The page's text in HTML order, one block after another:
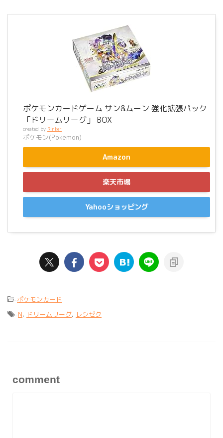
ポケモンカードゲーム サン&ムーン 強化拡張パック
「ドリームリーグ」 BOX
created by Rinker
ポケモン(Pokemon)
Amazon
楽天市場
Yahooショッピング
-ポケモンカード
-N, ドリームリーグ, レシゼク
comment